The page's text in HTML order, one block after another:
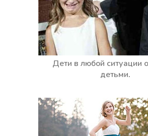
Дети в любой ситуации
детьми.